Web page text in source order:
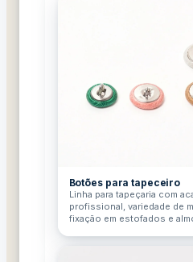
Botões para tapeceiro
Linha para tapeçaria com
profissional, variedade de
fixação em estofados e